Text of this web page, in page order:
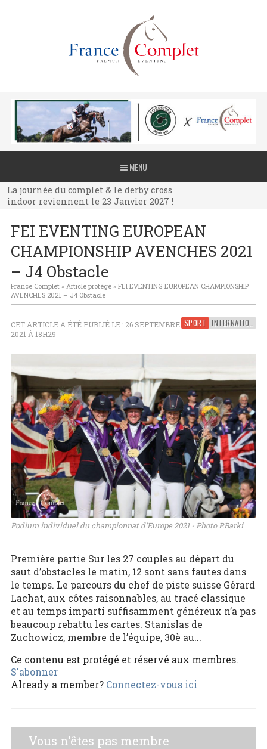
MENU
La journée du complet & le derby cross
indoor reviennent le 23 Janvier 2027 !
La journée du complet & le derby cross
indoor reviennent le 23 Janvier 2027 !
indoor reviennent le 23 Janvier 2027 !
FEI EVENTING EUROPEAN
CHAMPIONSHIP AVENCHES 2021
– J4 Obstacle
France Complet» Article protégé» FEI EVENTING EUROPEAN CHAMPIONSHIP
AVENCHES 2021 – J4 Obstacle
SPORT INTERNATIONAL
CET ARTICLE A ÉTÉ PUBLIÉ LE : 26 SEPTEMBRE
2021 À 18H29
Podium individuel du championnat d'Europe 2021 - Photo P.Barki
Première partie Sur les 27 couples au départ du
saut d’obstacles le matin, 12 sont sans fautes dans
le temps. Le parcours du chef de piste suisse Gérard
Lachat, aux côtes raisonnables, au tracé classique
et au temps imparti suffisamment généreux n’a pas
beaucoup rebattu les cartes. Stanislas de
Zuchowicz, membre de l’équipe, 30è au...
Ce contenu est protégé et réservé aux membres.
S'abonner
Already a member? Connectez-vous ici
Vous n'êtes pas membre